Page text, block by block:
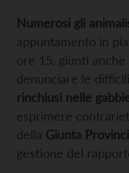
Numerosi gli
appuntamento in
ore 15, giunti anche
denunciare le
rinchiusi nelle
esprimere
della Giunta
gestione del